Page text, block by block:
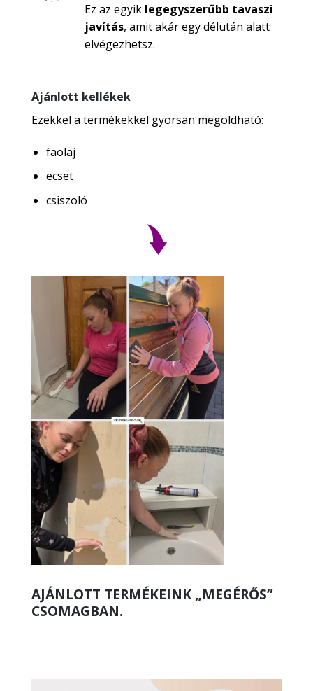
Ez az egyik legegyszerűbb tavaszi
javítás, amit akár egy délután alatt
elvégezhetsz.
Ajánlott kellékek
Ezekkel a termékekkel gyorsan megoldható:
faolaj
ecset
csiszoló
AJÁNLOTT TERMÉKEINK „MEGÉRŐS”
CSOMAGBAN.